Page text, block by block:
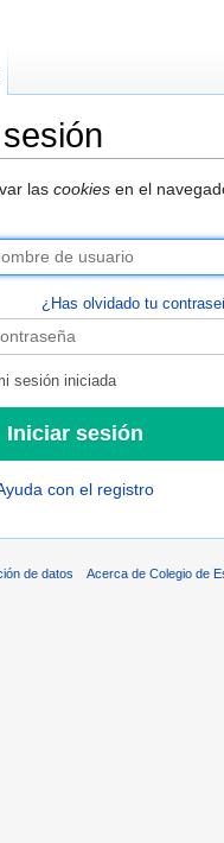
las cookies en el
¿Has olvidado tu
sesión iniciada
con el registro
de datos Acerca de Colegio de